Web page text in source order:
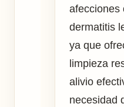
afecciones
dermatitis
ya que
limpieza
alivio
necesidad